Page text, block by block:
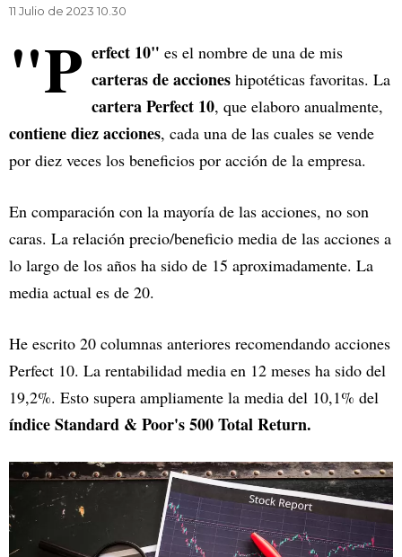
11 Julio de 2023 10.30
"P erfect 10" es el nombre de una de mis
carteras de acciones hipotéticas favoritas. La
cartera Perfect 10, que elaboro anualmente,
contiene diez acciones, cada una de las cuales se vende
por diez veces los beneficios por acción de la empresa.
En comparación con la mayoría de las acciones, no son
caras. La relación precio/beneficio media de las acciones a
lo largo de los años ha sido de 15 aproximadamente. La
media actual es de 20.
He escrito 20 columnas anteriores recomendando acciones
Perfect 10. La rentabilidad media en 12 meses ha sido del
19,2%. Esto supera ampliamente la media del 10,1% del
índice Standard & Poor's 500 Total Return.